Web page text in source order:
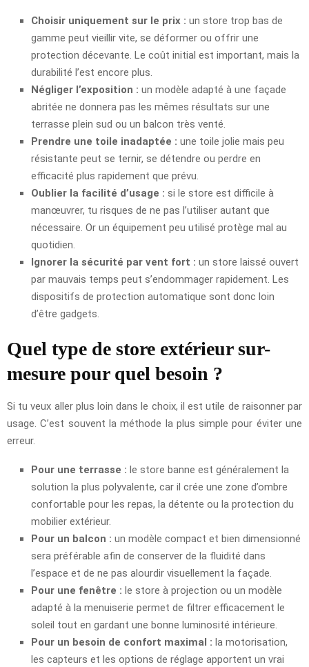
Choisir uniquement sur le prix : un store trop bas de
gamme peut vieillir vite, se déformer ou offrir une
protection décevante. Le coût initial est important, mais la
durabilité l’est encore plus.
Négliger l’exposition : un modèle adapté à une façade
abritée ne donnera pas les mêmes résultats sur une
terrasse plein sud ou un balcon très venté.
Prendre une toile inadaptée : une toile jolie mais peu
résistante peut se ternir, se détendre ou perdre en
efficacité plus rapidement que prévu.
Oublier la facilité d’usage : si le store est difficile à
manœuvrer, tu risques de ne pas l’utiliser autant que
nécessaire. Or un équipement peu utilisé protège mal au
quotidien.
Ignorer la sécurité par vent fort : un store laissé ouvert
par mauvais temps peut s’endommager rapidement. Les
dispositifs de protection automatique sont donc loin
d’être gadgets.
Quel type de store extérieur sur-
mesure pour quel besoin ?
Si tu veux aller plus loin dans le choix, il est utile de raisonner par
usage. C’est souvent la méthode la plus simple pour éviter une
erreur.
Pour une terrasse : le store banne est généralement la
solution la plus polyvalente, car il crée une zone d’ombre
confortable pour les repas, la détente ou la protection du
mobilier extérieur.
Pour un balcon : un modèle compact et bien dimensionné
sera préférable afin de conserver de la fluidité dans
l’espace et de ne pas alourdir visuellement la façade.
Pour une fenêtre : le store à projection ou un modèle
adapté à la menuiserie permet de filtrer efficacement le
soleil tout en gardant une bonne luminosité intérieure.
Pour un besoin de confort maximal : la motorisation,
les capteurs et les options de réglage apportent un vrai